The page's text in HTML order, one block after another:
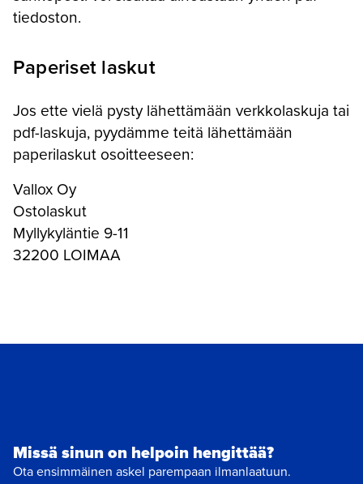
tiedoston.
Paperiset laskut
Jos ette vielä pysty lähettämään verkkolaskuja tai
pdf-laskuja, pyydämme teitä lähettämään
paperilaskut osoitteeseen:
Vallox Oy
Ostolaskut
Myllykyläntie 9-11
32200 LOIMAA
Missä sinun on helpoin hengittää?
Ota ensimmäinen askel parempaan ilmanlaatuun.